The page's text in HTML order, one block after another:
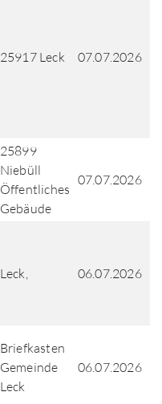
25917 Leck 07.07.2026
25899
Niebüll
Öffentliches
Gebäude
07.07.2026
Leck, 06.07.2026
Briefkasten
Gemeinde
Leck
06.07.2026